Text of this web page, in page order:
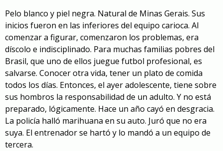
Pelo blanco y piel negra. Natural de Minas Gerais. Sus
inicios fueron en las inferiores del equipo carioca. Al
comenzar a figurar, comenzaron los problemas, era
díscolo e indisciplinado. Para muchas familias pobres del
Brasil, que uno de ellos juegue futbol profesional, es
salvarse. Conocer otra vida, tener un plato de comida
todos los días. Entonces, el ayer adolescente, tiene sobre
sus hombros la responsabilidad de un adulto. Y no está
preparado, lógicamente. Hace un año cayó en desgracia.
La policía halló marihuana en su auto. Juró que no era
suya. El entrenador se hartó y lo mandó a un equipo de
tercera.